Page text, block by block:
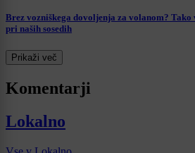
Brez vozniškega dovoljenja za volanom? Tako
pri naših sosedih
Prikaži več
Komentarji
Lokalno